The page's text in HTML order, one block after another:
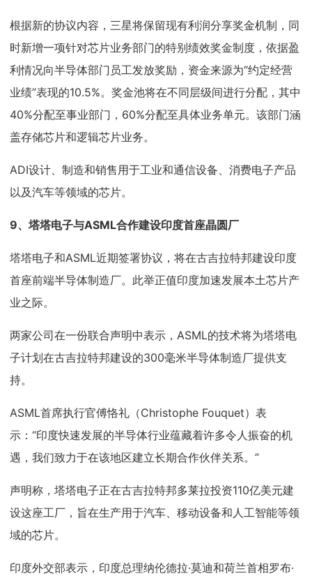
根据新的协议内容，三星将保留现有利润分享奖金机制，同
时新增一项针对芯片业务部门的特别绩效奖金制度，依据盈
利情况向半导体部门员工发放奖励，资金来源为“约定经营
业绩”表现的10.5%。奖金池将在不同层级间进行分配，其中
40%分配至事业部门，60%分配至具体业务单元。该部门涵
盖存储芯片和逻辑芯片业务。
ADI设计、制造和销售用于工业和通信设备、消费电子产品
以及汽车等领域的芯片。
9、塔塔电子与ASML合作建设印度首座晶圆厂
塔塔电子和ASML近期签署协议，将在古吉拉特邦建设印度
首座前端半导体制造厂。此举正值印度加速发展本土芯片产
业之际。
两家公司在一份联合声明中表示，ASML的技术将为塔塔电
子计划在古吉拉特邦建设的300毫米半导体制造厂提供支
持。
ASML首席执行官傅恪礼（Christophe Fouquet）表
示：“印度快速发展的半导体行业蕴藏着许多令人振奋的机
遇，我们致力于在该地区建立长期合作伙伴关系。”
声明称，塔塔电子正在古吉拉特邦多莱拉投资110亿美元建
设这座工厂，旨在生产用于汽车、移动设备和人工智能等领
域的芯片。
印度外交部表示，印度总理纳伦德拉·莫迪和荷兰首相罗布·